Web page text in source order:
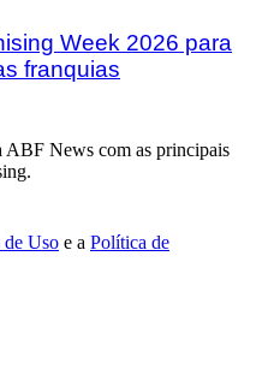
Week 2026 para
franquias
ABF News com as principais
de Uso e a Política de